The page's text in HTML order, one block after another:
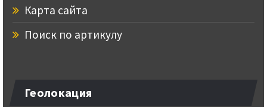
Карта сайта
Поиск по артикулу
Геолокация